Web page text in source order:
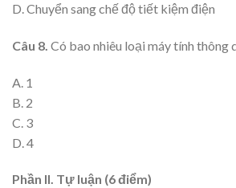
D. Chuyển sang chế độ tiết kiệm điện
Câu 8. Có bao nhiêu loại máy tính thông
A. 1
B. 2
C. 3
D. 4
Phần II. Tự luận (6 điểm)